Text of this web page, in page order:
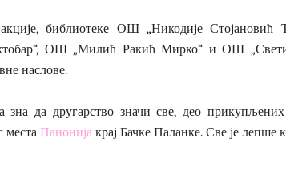
библиотеке ОШ „Никодије
ОШ „Милић Ракић Мирко“ и ОШ
наслове.
зна да другарство значи све, део
места Панонија крај Бачке Паланке. Све је лепше